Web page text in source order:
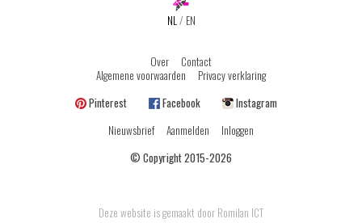
NL/ EN
Over
Contact
Algemene voorwaarden
Privacy verklaring
Pinterest
Facebook
Instagram
Nieuwsbrief
Aanmelden
Inloggen
© Copyright 2015-2026
Deze website is gemaakt door Romilan ICT